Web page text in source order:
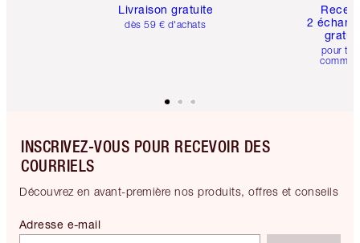
Livraison gratuite
dès 59 € d'achats
2
pour
INSCRIVEZ-VOUS POUR RECEVOIR DES
COURRIELS
Découvrez en avant-première nos produits, offres et conseils
Adresse e-mail